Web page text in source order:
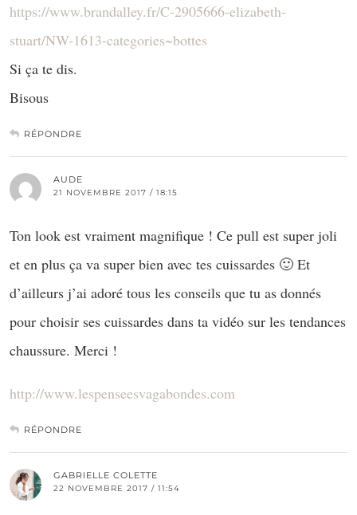
https://www.brandalley.fr/C-2905666-elizabeth-
stuart/NW-1613-categories~bottes
Si ça te dis.
Bisous
RÉPONDRE
AUDE
21 NOVEMBRE 2017 / 18:15
Ton look est vraiment magnifique ! Ce pull est super joli
et en plus ça va super bien avec tes cuissardes 🙂 Et
d’ailleurs j’ai adoré tous les conseils que tu as donnés
pour choisir ses cuissardes dans ta vidéo sur les tendances
chaussure. Merci !
http://www.lespenseesvagabondes.com
RÉPONDRE
GABRIELLE COLETTE
22 NOVEMBRE 2017 / 11:54